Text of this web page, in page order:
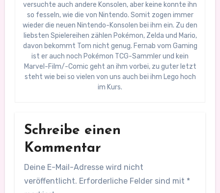
versuchte auch andere Konsolen, aber keine konnte ihn
so fesseln, wie die von Nintendo. Somit zogen immer
wieder die neuen Nintendo-Konsolen bei ihm ein. Zu den
liebsten Spielereihen zählen Pokémon, Zelda und Mario,
davon bekommt Tom nicht genug. Fernab vom Gaming
ist er auch noch Pokémon TCG-Sammler und kein
Marvel-Film/-Comic geht an ihm vorbei, zu guter letzt
steht wie bei so vielen von uns auch bei ihm Lego hoch
im Kurs.
Schreibe einen
Kommentar
Deine E-Mail-Adresse wird nicht
veröffentlicht. Erforderliche Felder sind mit *